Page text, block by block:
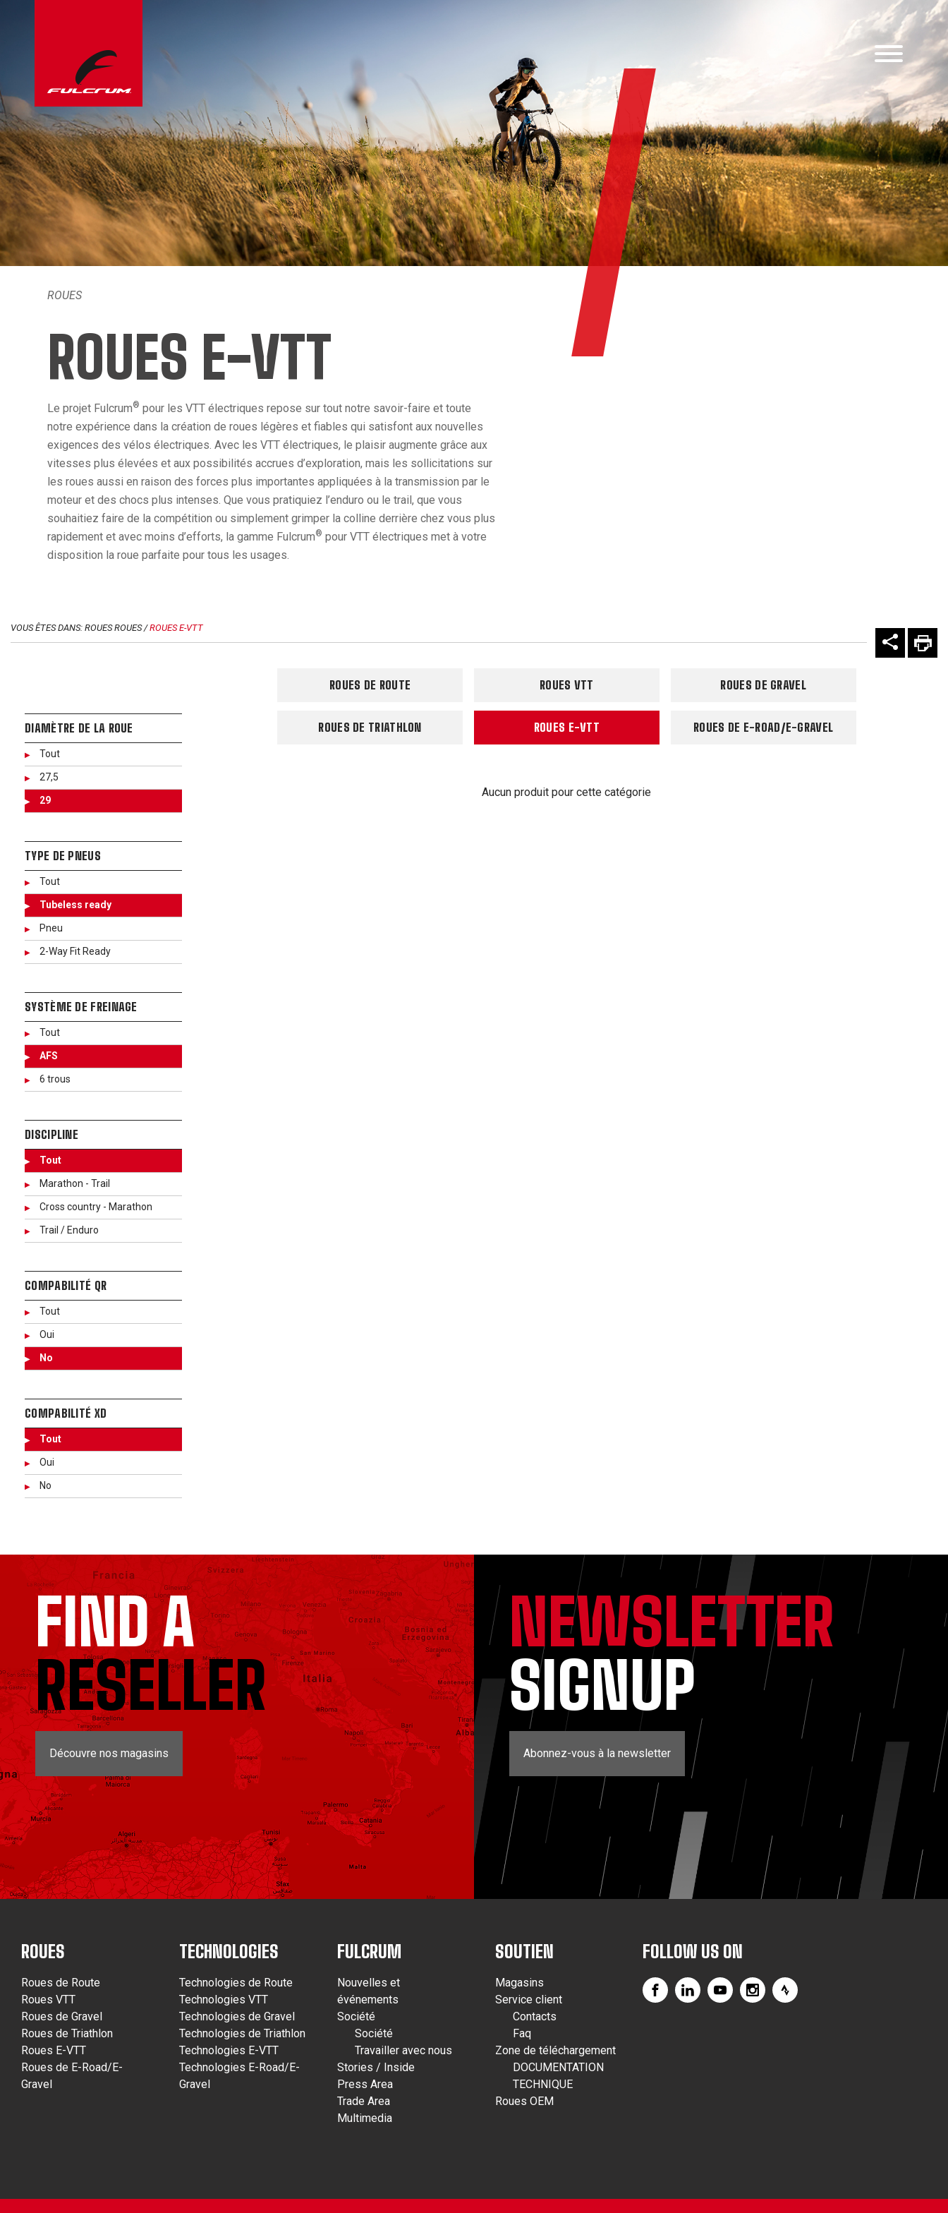
ROUES
ROUES E-VTT
Le projet Fulcrum® pour les VTT électriques repose sur tout notre savoir-faire et toute
notre expérience dans la création de roues légères et fiables qui satisfont aux nouvelles
exigences des vélos électriques. Avec les VTT électriques, le plaisir augmente grâce aux
vitesses plus élevées et aux possibilités accrues d’exploration, mais les sollicitations sur
les roues aussi en raison des forces plus importantes appliquées à la transmission par le
moteur et des chocs plus intenses. Que vous pratiquiez l’enduro ou le trail, que vous
souhaitiez faire de la compétition ou simplement grimper la colline derrière chez vous plus
rapidement et avec moins d’efforts, la gamme Fulcrum® pour VTT électriques met à votre
disposition la roue parfaite pour tous les usages.
VOUS ÊTES DANS: ROUES ROUES /ROUES E-VTT
DIAMÈTRE DE LA ROUE
Tout
27,5
29
TYPE DE PNEUS
Tout
Tubeless ready
Pneu
2-Way Fit Ready
SYSTÈME DE FREINAGE
Tout
AFS
6 trous
DISCIPLINE
Tout
Marathon - Trail
Cross country - Marathon
Trail / Enduro
COMPABILITÉ QR
Tout
Oui
No
COMPABILITÉ XD
Tout
Oui
No
ROUES DE ROUTE ROUES VTT ROUES DE GRAVEL
ROUES DE TRIATHLON ROUES E-VTT ROUES DE E-ROAD/E-GRAVEL
Aucun produit pour cette catégorie
FIND A
RESELLER
Découvre nos magasins
NEWSLETTER
SIGNUP
Abonnez-vous à la newsletter
ROUES
Roues de Route
Roues VTT
Roues de Gravel
Roues de Triathlon
Roues E-VTT
Roues de E-Road/E-
Gravel
TECHNOLOGIES
Technologies de Route
Technologies VTT
Technologies de Gravel
Technologies de Triathlon
Technologies E-VTT
Technologies E-Road/E-
Gravel
FULCRUM
Nouvelles et
événements
Société
Société
Travailler avec nous
Stories / Inside
Press Area
Trade Area
Multimedia
SOUTIEN
Magasins
Service client
Contacts
Faq
Zone de téléchargement
DOCUMENTATION
TECHNIQUE
Roues OEM
FOLLOW US ON